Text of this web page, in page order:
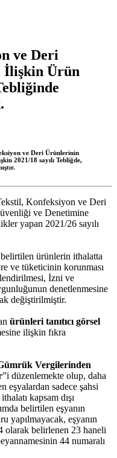
ve Deri
İlişkin Ürün
ve Deri Ürünlerinin
2021/18 sayılı Tebliğde,
Konfeksiyon ve Deri
ve Denetimine
yapan 2021/26 sayılı
ürünlerin ithalatta
ve tüketicinin korunması
İzni ve
denetlenmesine
değiştirilmiştir.
ürünleri tanıtıcı görsel
ilişkin fıkra
Vergilerinden
”i düzenlemekte olup, daha
eşyalardan sadece şahsi
kapsam dışı
belirtilen eşyanın
yapılmayacak, eşyanın
olarak belirlenen 23 haneli
44 numaralı